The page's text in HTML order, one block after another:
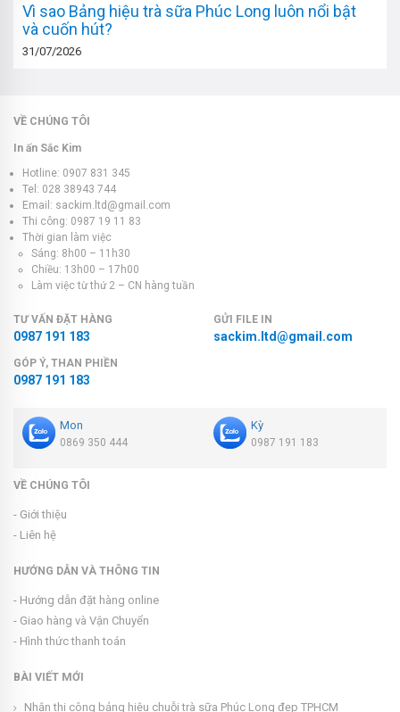
Vì sao Bảng hiệu trà sữa Phúc Long luôn nổi bật
và cuốn hút?
31/07/2026
VỀ CHÚNG TÔI
In ấn Sắc Kim
Hotline: 0907 831 345
Tel: 028 38943 744
Email: sackim.ltd@gmail.com
Thi công: 0987 19 11 83
Thời gian làm việc
Sáng: 8h00 – 11h30
Chiều: 13h00 – 17h00
Làm việc từ thứ 2 – CN hàng tuần
TƯ VẤN ĐẶT HÀNG
0987 191 183
GỬI FILE IN
sackim.ltd@gmail.com
GÓP Ý, THAN PHIỀN
0987 191 183
Mon
0869 350 444
Kỳ
0987 191 183
VỀ CHÚNG TÔI
- Giới thiệu
- Liên hệ
HƯỚNG DẪN VÀ THÔNG TIN
- Hướng dẫn đặt hàng online
- Giao hàng và Vận Chuyển
- Hình thức thanh toán
BÀI VIẾT MỚI
Nhận thi công bảng hiệu chuỗi trà sữa Phúc Long đẹp TPHCM